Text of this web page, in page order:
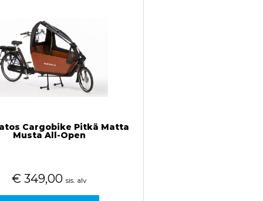
Cargobike Pitkä Matta
Musta All-Open
€ 349,00 sis. alv